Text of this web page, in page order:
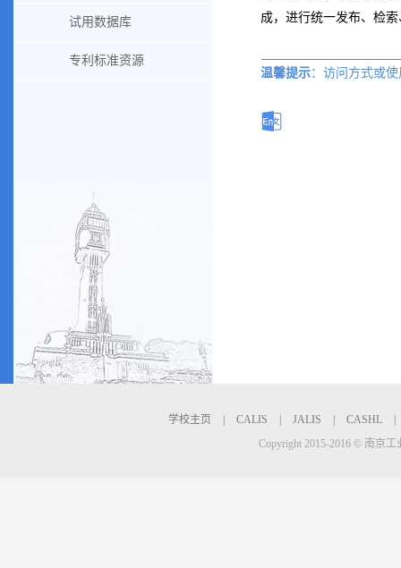
成，进行统一发布、检
温馨提示：访问方式或使
试用数据库
专利标准资源
学校主页 CALIS JALIS CASHL
Copyright 2015-2016 © 南京工